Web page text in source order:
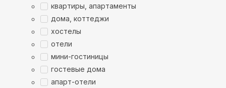
квартиры, апартаменты
дома, коттеджи
хостелы
отели
мини-гостиницы
гостевые дома
апарт-отели